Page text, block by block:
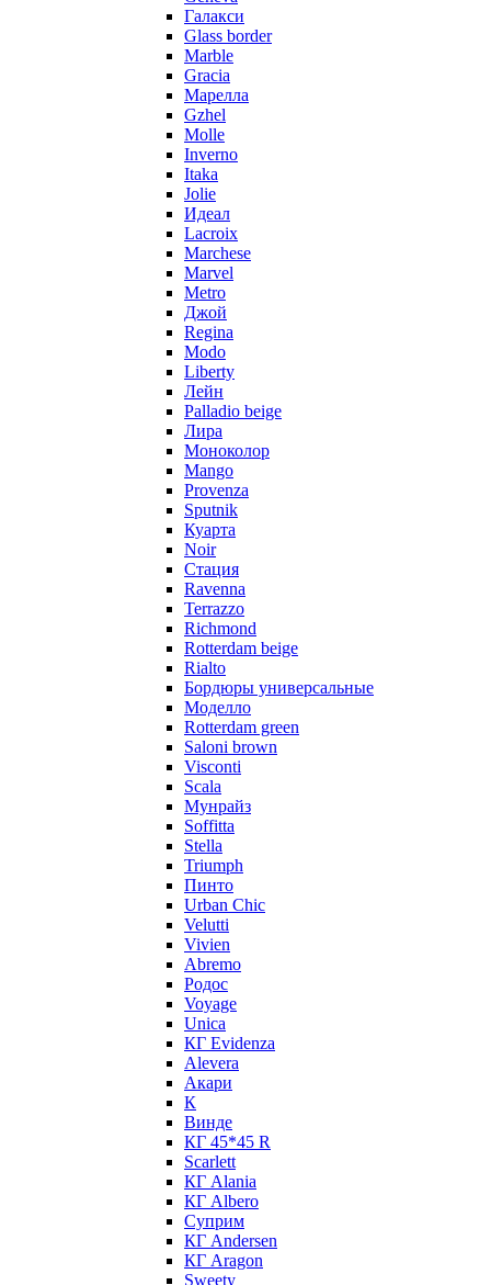
Галакси
Glass border
Marble
Gracia
Марелла
Gzhel
Molle
Inverno
Itaka
Jolie
Идеал
Lacroix
Marchese
Marvel
Metro
Джой
Regina
Modo
Liberty
Лейн
Palladio beige
Лира
Моноколор
Mango
Provenza
Sputnik
Куарта
Noir
Стация
Ravenna
Terrazzo
Richmond
Rotterdam beige
Rialto
Бордюры универсальные
Моделло
Rotterdam green
Saloni brown
Visconti
Scala
Мунрайз
Soffitta
Stella
Triumph
Пинто
Urban Chic
Velutti
Vivien
Abremo
Родос
Voyage
Unica
КГ Evidenza
Alevera
Акари
К
Винде
КГ 45*45 R
Scarlett
КГ Alania
КГ Albero
Суприм
КГ Andersen
КГ Aragon
Sweety